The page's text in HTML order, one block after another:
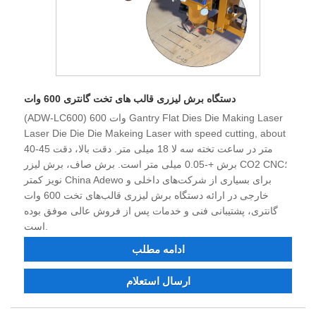
دستگاه برش لیزری قالب های تخت گانتری 600 وات
(ADW-LC600) 600 وات Gantry Flat Dies Die Making Laser
Laser Die Die Die Makeing Laser with speed cutting, about
40-45 متر در ساعت تخته سه لا 18 میلی متر. دقت بالا، دقت
برش +-0.05 میلی متر است. برش صاف، برش لیزر CO2 CNC؛
نویز کمتر China Adewo برای بسیاری از شرکت‌های داخلی و
خارجی در ارائه دستگاه برش لیزری قالب‌های تخت 600 وات
گانتری، پشتیبانی فنی و خدمات پس از فروش عالی موفق بوده
ادامه مطلب
ارسال استعلام